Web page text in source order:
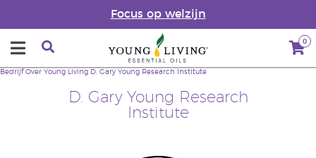
Focus op welzijn
0
D. Gary Young Research
Institute
Bedrijf Over Young Living D. Gary Young Research Institute